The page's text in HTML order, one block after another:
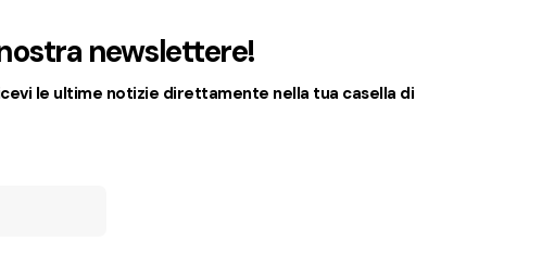
newslettere!
le ultime notizie direttamente nella tua casella di